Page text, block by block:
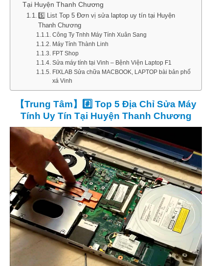
Tại Huyện Thanh Chương
5️⃣ List Top 5 Đơn vị sửa laptop uy tín tại Huyện
Thanh Chương
Công Ty Tnhh Máy Tính Xuân Sang
Máy Tính Thành Linh
FPT Shop
Sửa máy tính tại Vinh – Bệnh Viện Laptop F1
FIXLAB Sửa chữa MACBOOK, LAPTOP bài bản phố
xá Vinh
【Trung Tâm】#️⃣ Top 5 Địa Chỉ Sửa Máy
Tính Uy Tín Tại Huyện Thanh Chương